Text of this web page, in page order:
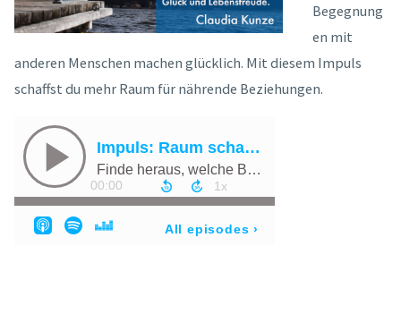
Begegnung
en mit
anderen Menschen machen glücklich. Mit diesem Impuls
schaffst du mehr Raum für nährende Beziehungen.